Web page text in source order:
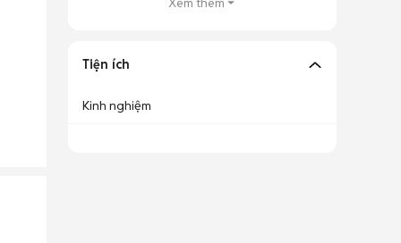
Tiện ích
Kinh nghiệm